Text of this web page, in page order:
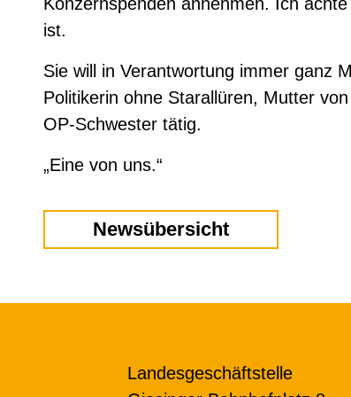
ist.
Sie will in Verantwortung immer ganz
Politikerin ohne Starallüren, Mutter
OP-Schwester tätig.
„Eine von uns.“
Newsübersicht
Landesgeschäftstelle